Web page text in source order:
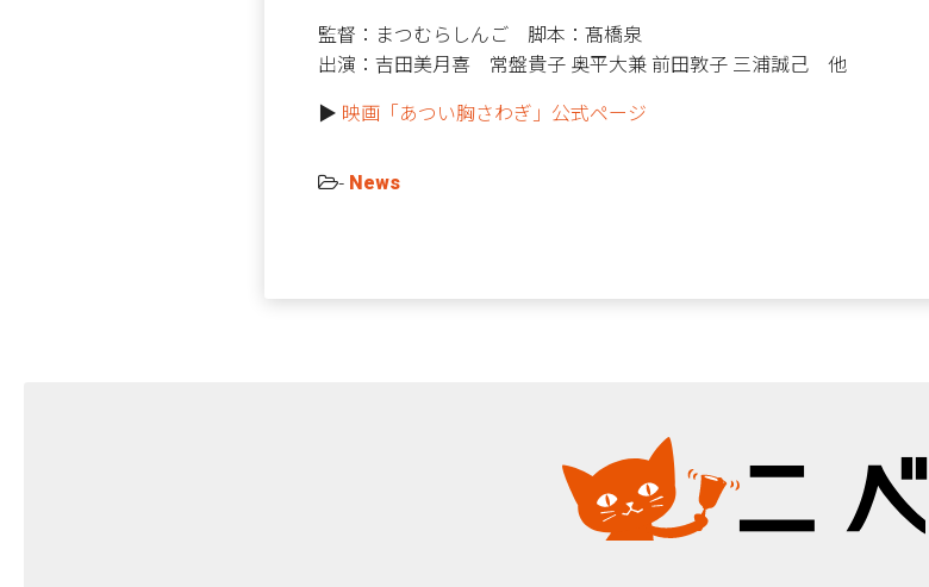
監督：まつむらしんご 脚本：髙橋泉
出演：吉田美月喜 常盤貴子 奥平大兼 前田敦子 三浦誠己 他
▶︎ 映画「あつい胸さわぎ」公式ページ
- News